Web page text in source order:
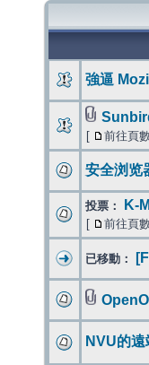
強逼
[ 前往頁
安全浏览
投票： K-
[ 前往頁
已移動：
NVU的遠